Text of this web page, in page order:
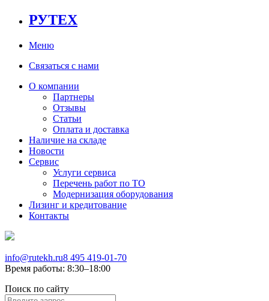
РУТЕХ
Меню
Связаться с нами
О компании
Партнеры
Отзывы
Статьи
Оплата и доставка
Наличие на складе
Новости
Сервис
Услуги сервиса
Перечень работ по ТО
Модернизация оборудования
Лизинг и кредитование
Контакты
info@rutekh.ru8 495 419-01-70
Время работы: 8:30–18:00
Поиск по сайту